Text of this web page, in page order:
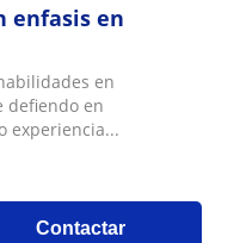
enfasis en
en
defiendo en
experiencia...
Contactar